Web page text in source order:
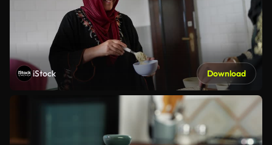
iStock Download